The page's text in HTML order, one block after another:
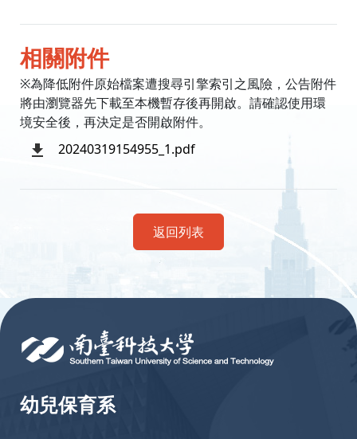
相關附件
※為降低附件原始檔案遭搜尋引擎索引之風險，公告附件
將由瀏覽器先下載至本機暫存後再開啟。請確認使用環
境安全後，再決定是否開啟附件。
20240319154955_1.pdf
返回列表
幼兒保育系